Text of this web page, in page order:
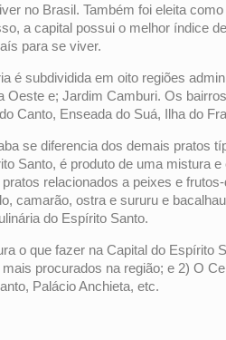
no Brasil. Também foi eleita
a capital possui o melhor índice
para se viver.
é subdividida em oito regiões
Oeste e; Jardim Camburi. Os
Canto, Enseada do Suá, Ilha do
se diferencia dos demais pratos
Santo, é produto de uma mistura
relacionados a peixes e
camarão, ostra e sururu e
do Espírito Santo.
o que fazer na Capital do Espírito
procurados na região; e 2) O
Palácio Anchieta, etc.